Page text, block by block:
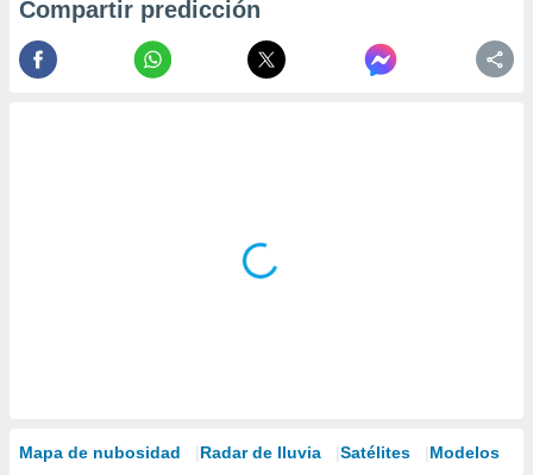
Compartir predicción
Mapa de nubosidad Radar de lluvia Satélites Modelos